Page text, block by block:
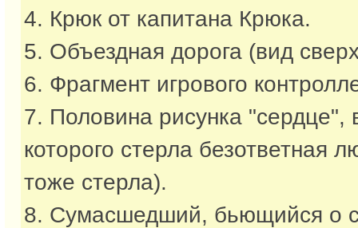
4. Крюк от капитана Крюка.
5. Объездная дорога (вид
6. Фрагмент игрового
7. Половина рисунка "сердце",
которого стерла безответная
тоже стерла).
8. Сумасшедший, бьющийся о